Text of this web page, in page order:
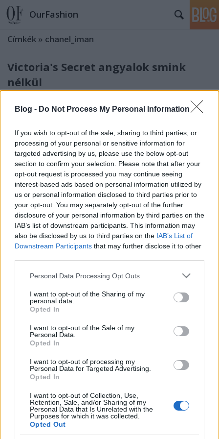
Blog - Do Not Process My Personal Information
If you wish to opt-out of the sale, sharing to third parties, or
processing of your personal or sensitive information for
targeted advertising by us, please use the below opt-out
section to confirm your selection. Please note that after your
opt-out request is processed you may continue seeing
interest-based ads based on personal information utilized by
us or personal information disclosed to third parties prior to
your opt-out. You may separately opt-out of the further
disclosure of your personal information by third parties on the
IAB’s list of downstream participants. This information may
also be disclosed by us to third parties on the IAB’s List of
Downstream Participants that may further disclose it to other
Please note that this website/app uses one or more Google
not limited to your visit or usage behaviour. You may click to
grant or deny consent to Google and its third-party tags to
use your data for below specified purposes in below Google
consent section.
Personal Data Processing Opt Outs
I want to opt-out of the Sharing of my
personal data.
Opted In
I want to opt-out of the Sale of my
Personal Data.
Opted In
I want to opt-out of processing my
Personal Data for Targeted Advertising.
Opted In
I want to opt-out of Collection, Use,
Retention, Sale, and/or Sharing of my
Personal Data that Is Unrelated with the
Purposes for which it was collected.
Opted Out
OurFashion
Címkék » chanel_iman
Victoria's Secret angyalok smink
nélkül
készítette a lent látható smink nélküli fotókat a világ
leghíresebb modelljeiről, most pedig egy könyvet ad
ki a képekkel Wild Things címen. A 2000 és 2010
között készített polaroidokon a sminkeletlenség
miatt talán kicsit…
A földkerekség legszexibb női a
Victoria's Secret bemutató legjobb
pillanataiban
fashionista•2011. november 10.
Természetesen a címmel lehet vitatkozni, de az
divatbemutatón gyönyörűszép modellek vonultak a
szokásosan színpadias stílusban feltuningot
West, Nicki Minaj és Adam Levine is…
Napi Kedvenc - fekete modellek az ID
Magazin címlapján
A Vogue Italia fekete lapszáma után nem meglepő
az ID Magazin szeptemberi borítója, amin 4 csinos
fekete lány szerepel. A Chanel Iman, Jourdan Dunn,